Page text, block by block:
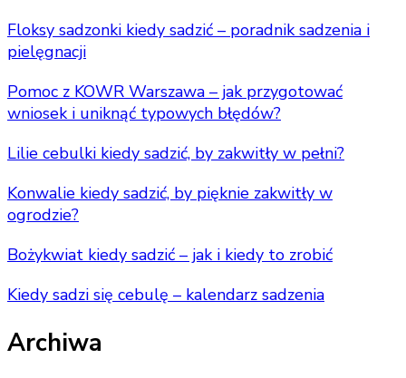
Floksy sadzonki kiedy sadzić – poradnik sadzenia i
pielęgnacji
Pomoc z KOWR Warszawa – jak przygotować
wniosek i uniknąć typowych błędów?
Lilie cebulki kiedy sadzić, by zakwitły w pełni?
Konwalie kiedy sadzić, by pięknie zakwitły w
ogrodzie?
Bożykwiat kiedy sadzić – jak i kiedy to zrobić
Kiedy sadzi się cebulę – kalendarz sadzenia
Archiwa